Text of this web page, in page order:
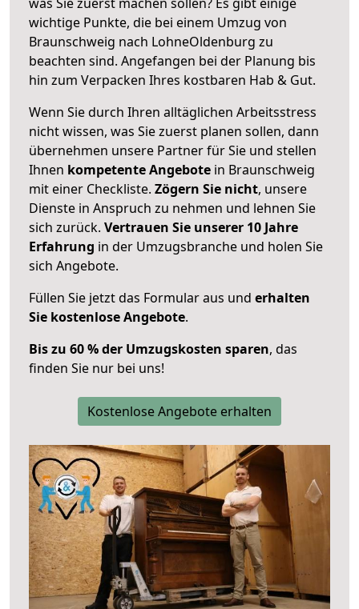
wichtige Punkte, die bei einem Umzug von
Braunschweig nach LohneOldenburg zu
beachten sind. Angefangen bei der Planung bis
hin zum Verpacken Ihres kostbaren Hab & Gut.
Wenn Sie durch Ihren alltäglichen Arbeitsstress
nicht wissen, was Sie zuerst planen sollen, dann
übernehmen unsere Partner für Sie und stellen
Ihnen kompetente Angebote in Braunschweig
mit einer Checkliste. Zögern Sie nicht, unsere
Dienste in Anspruch zu nehmen und lehnen Sie
sich zurück. Vertrauen Sie unserer 10 Jahre
Erfahrung in der Umzugsbranche und holen Sie
sich Angebote.
Füllen Sie jetzt das Formular aus und erhalten
Sie kostenlose Angebote.
Bis zu 60 % der Umzugskosten sparen, das
finden Sie nur bei uns!
Kostenlose Angebote erhalten